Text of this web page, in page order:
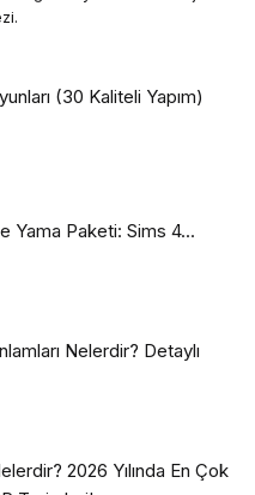
(30 Kaliteli Yapım)
Yama Paketi: Sims 4...
Nelerdir? Detaylı
2026 Yılında En Çok